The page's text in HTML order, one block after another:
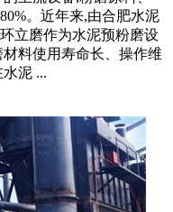
。近年来,由合肥水泥
立磨作为水泥预粉磨设
料使用寿命长、操作维
泥 ...